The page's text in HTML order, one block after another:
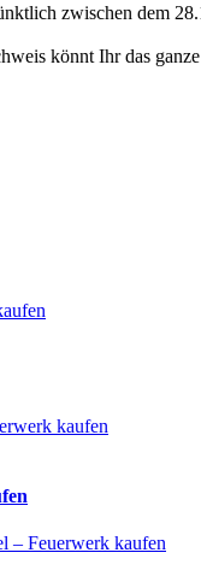
zwischen dem
könnt Ihr das
kaufen
– Feuerwerk kaufen